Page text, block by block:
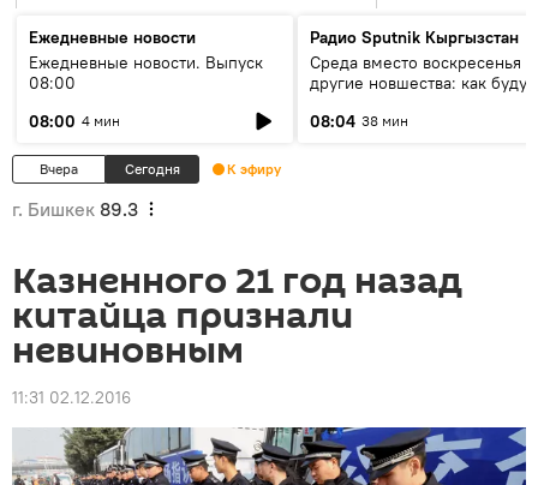
Ежедневные новости
Ежедневные новости. Выпуск
08:00
08:00 4 мин
Радио Sputnik Кыргызстан
Среда вместо воскресенья и
другие новшества: как будут
08:04 38 мин
Вчера Сегодня К эфиру
г. Бишкек 89.3
Казненного 21 год назад
китайца признали
невиновным
11:31 02.12.2016